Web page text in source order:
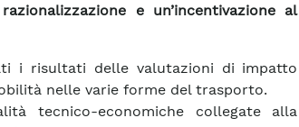
e un’incentivazione al
i risultati delle valutazioni di impatto
nelle varie forme del trasporto.
tecnico-economiche collegate alla